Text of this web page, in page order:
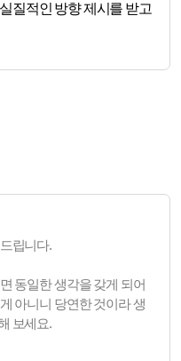
질적인 방향 제시를 받고
립니다.
동일한 생각을 갖게 되어
아니니 당연한 것이라 생
보세요.